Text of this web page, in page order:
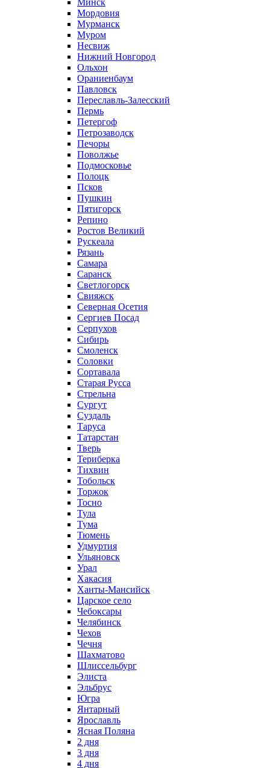
Минск
Мордовия
Мурманск
Муром
Несвиж
Нижний Новгород
Ольхон
Ораниенбаум
Павловск
Переславль-Залесский
Пермь
Петергоф
Петрозаводск
Печоры
Поволжье
Подмосковье
Полоцк
Псков
Пушкин
Пятигорск
Репино
Ростов Великий
Рускеала
Рязань
Самара
Саранск
Светлогорск
Свияжск
Северная Осетия
Сергиев Посад
Серпухов
Сибирь
Смоленск
Соловки
Сортавала
Старая Русса
Стрельна
Сургут
Суздаль
Таруса
Татарстан
Тверь
Териберка
Тихвин
Тобольск
Торжок
Тосно
Тула
Тума
Тюмень
Удмуртия
Ульяновск
Урал
Хакасия
Ханты-Мансийск
Царское село
Чебоксары
Челябинск
Чехов
Чечня
Шахматово
Шлиссельбург
Элиста
Эльбрус
Югра
Янтарный
Ярославль
Ясная Поляна
2 дня
3 дня
4 дня